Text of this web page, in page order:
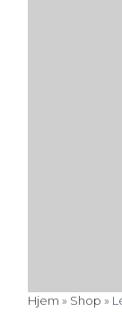
Hjem » Shop »